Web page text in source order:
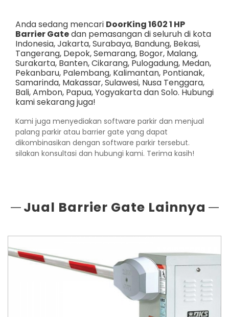
Anda sedang mencari DoorKing 1602 1 HP
Barrier Gatedan pemasangan di seluruh di kota
Indonesia,Jakarta,Surabaya, Bandung, Bekasi,
Tangerang, Depok,Semarang, Bogor, Malang,
Surakarta, Banten,Cikarang, Pulogadung, Medan,
Pekanbaru, Palembang, Kalimantan, Pontianak,
Samarinda, Makassar,Sulawesi, Nusa Tenggara,
Bali,Ambon, Papua,YogyakartadanSolo. Hubungi
kami sekarang juga!
Kami juga menyediakan software parkir dan menjual
palang parkir atau barrier gate yang dapat
dikombinasikan dengan software parkir tersebut.
silakan konsultasi dan hubungi kami. Terima kasih!
Jual Barrier Gate Lainnya